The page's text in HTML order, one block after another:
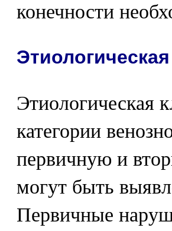
конечности
Этиологическая
категории
первичную и
могут быть
Первичные